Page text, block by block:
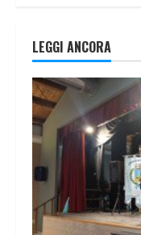
LEGGI ANCORA